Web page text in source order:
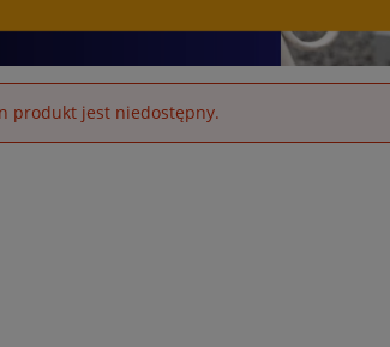
produkt jest niedostępny.